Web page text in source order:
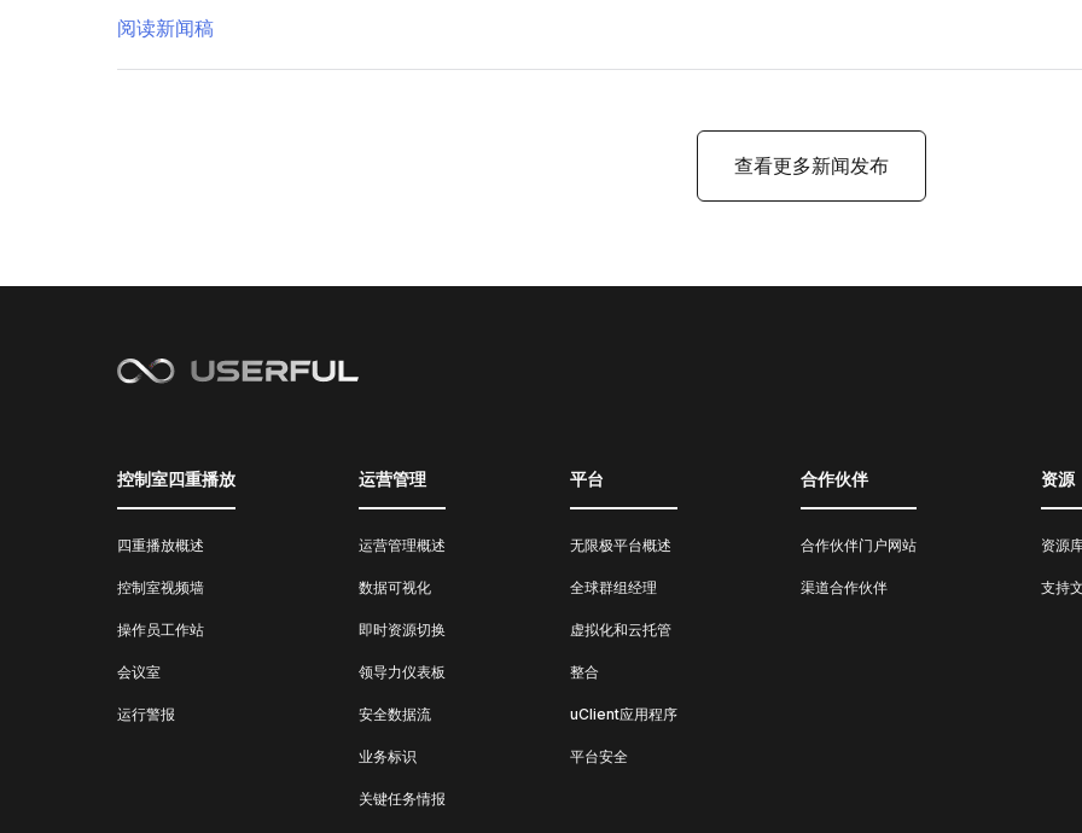
阅读新闻稿
查看更多新闻发布
控制室四重播放
四重播放概述
控制室视频墙
操作员工作站
会议室
运行警报
运营管理
运营管理概述
数据可视化
即时资源切换
领导力仪表板
安全数据流
业务标识
关键任务情报
平台
无限极平台概述
全球群组经理
虚拟化和云托管
整合
uClient应用程序
平台安全
合作伙伴
合作伙伴门户网站
渠道合作伙伴
资源
资源
支持